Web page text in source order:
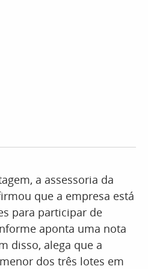
a assessoria da
que a empresa está
para participar de
aponta uma nota
disso, alega que a
dos três lotes em